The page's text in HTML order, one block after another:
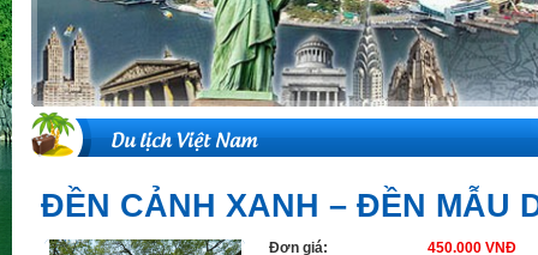
Xem chi tiết »
Du lịch Việt Nam
ĐỀN CẢNH XANH – ĐỀN MẪU
Đơn giá:
450.000 VNĐ